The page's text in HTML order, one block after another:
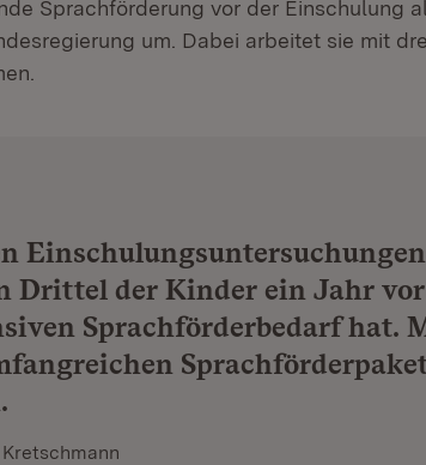
Sprachförderung vor der Einschulung
um. Dabei arbeitet sie mit
Drittel der Kinder ein Jahr vor
Sprachförderbedarf hat.